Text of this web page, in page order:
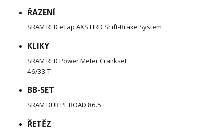
ŘAZENÍ
SRAM RED eTap AXS HRD Shift-Brake System
KLIKY
SRAM RED Power Meter Crankset
46/33 T
BB-SET
SRAM DUB PF ROAD 86.5
ŘETĚZ